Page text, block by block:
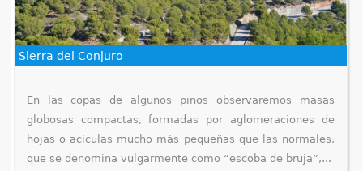
Sierra del Conjuro
En las copas de algunos pinos observaremos masas
globosas compactas, formadas por aglomeraciones de
hojas o acículas mucho más pequeñas que las normales,
que se denomina vulgarmente como “escoba de bruja”,...